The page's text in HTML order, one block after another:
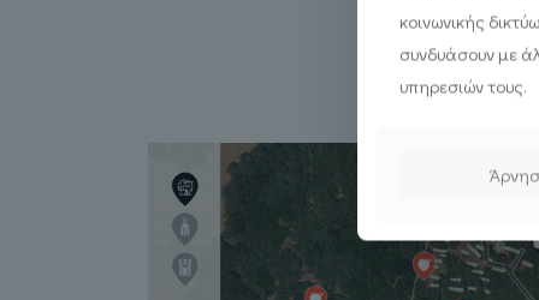
κοινωνικής
συνδυάσουν με
υπηρεσιών τους.